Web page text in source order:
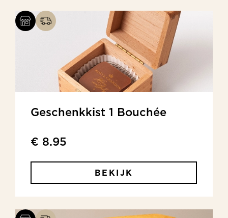
Geschenkkist 1 Bouchée
€ 8.95
BEKIJK